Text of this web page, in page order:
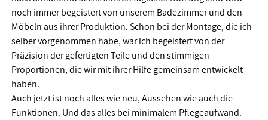
noch immer begeistert von unserem Badezimmer und den
Möbeln aus ihrer Produktion. Schon bei der Montage, die ich
selber vorgenommen habe, war ich begeistert von der
Präzision der gefertigten Teile und den stimmigen
Proportionen, die wir mit ihrer Hilfe gemeinsam entwickelt
haben.
Auch jetzt ist noch alles wie neu, Aussehen wie auch die
Funktionen. Und das alles bei minimalem Pflegeaufwand.